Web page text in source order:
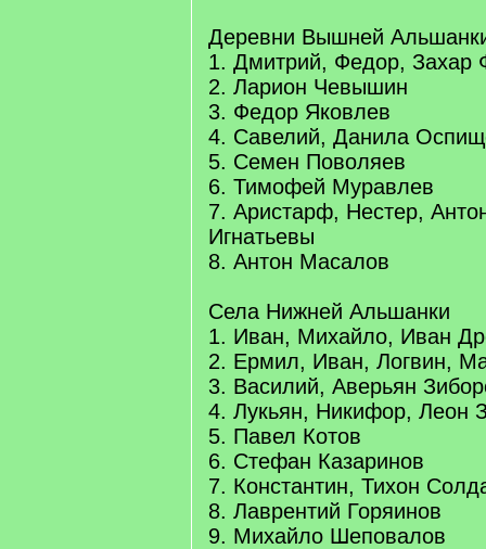
Деревни Вышней
1. Дмитрий, Федор, Захар
2. Ларион Чевышин
3. Федор Яковлев
4. Савелий, Данила
5. Семен Поволяев
6. Тимофей Муравлев
7. Аристарф, Нестер,
Игнатьевы
8. Антон Масалов
Села Нижней Альшанки
1. Иван, Михайло, Иван
2. Ермил, Иван, Логвин,
3. Василий, Аверьян
4. Лукьян, Никифор, Леон
5. Павел Котов
6. Стефан Казаринов
7. Константин, Тихон
8. Лаврентий Горяинов
9. Михайло Шеповалов